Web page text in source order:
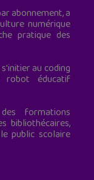
abonnement, a
numérique
pratique des
au coding
éducatif
formations
bibliothécaires,
public scolaire